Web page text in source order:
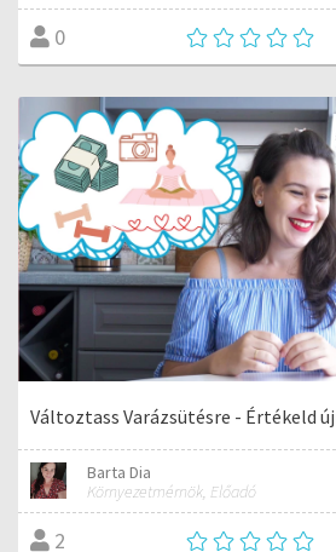
0
Változtass Varázsütésre - Értékeld
Barta Dia
Környezetmérnök, Előadó
2